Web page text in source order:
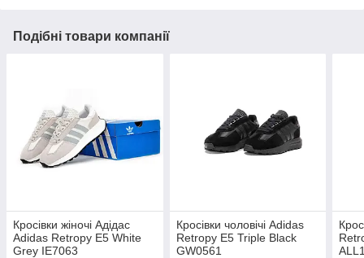
Подібні товари компанії
Кросівки жіночі Адідас
Adidas Retropy E5 White
Grey IE7063
Кросівки чоловічі Adidas
Retropy E5 Triple Black
GW0561